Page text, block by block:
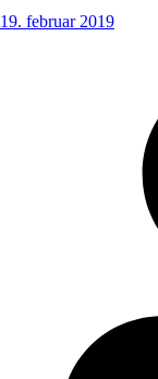
19. februar 2019